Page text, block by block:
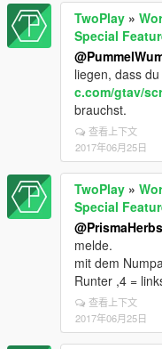
TwoPlay »
Special
liegen, dass
c.com/gtav/
brauchst.
查看上下文
2017年06月25日
TwoPlay »
Special
melde.
mit dem
Runter ,4 =
查看上下文
2017年06月25日